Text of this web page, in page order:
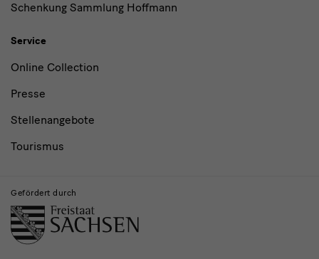
Schenkung Sammlung Hoffmann
Service
Online Collection
Presse
Stellenangebote
Tourismus
Gefördert durch